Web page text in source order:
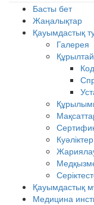
Басты бет
Жаңалықтар
Қауымдастық
Галерея
Қауымдастық
Медицина